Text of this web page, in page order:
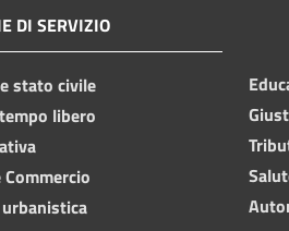
DI SERVIZIO
stato civile
libero